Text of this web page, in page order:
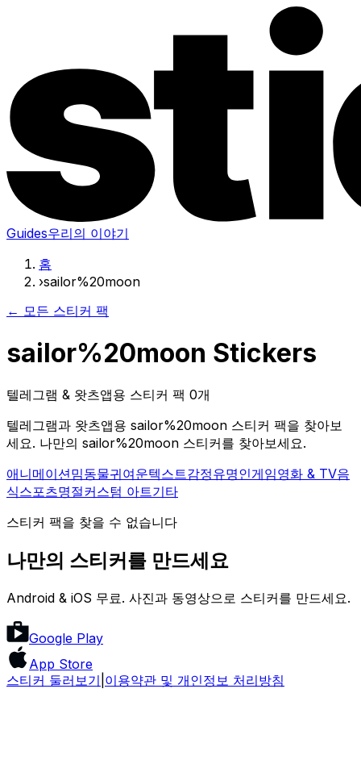
Guides우리의 이야기
홈
›sailor%20moon
← 모든 스티커 팩
sailor%20moon Stickers
텔레그램 & 왓츠앱용 스티커 팩 0개
텔레그램과 왓츠앱용 sailor%20moon 스티커 팩을 찾아보
세요. 나만의 sailor%20moon 스티커를 찾아보세요.
애니메이션밈동물귀여운텍스트감정유명인게임영화 & TV음
식스포츠명절커스텀 아트기타
스티커 팩을 찾을 수 없습니다
나만의 스티커를 만드세요
Android & iOS 무료. 사진과 동영상으로 스티커를 만드세요.
Google Play
App Store
스티커 둘러보기 이용약관 및 개인정보 처리방침